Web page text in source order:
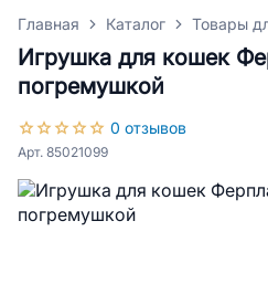
Главная Каталог Товары
Игрушка для кошек
погремушкой
0 отзывов
Арт. 85021099